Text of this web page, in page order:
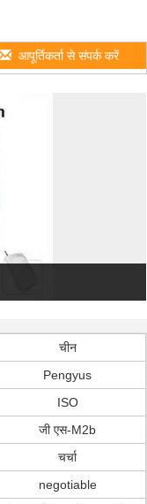
आपूर्तिकर्ता से संपर्क करें
चीन
Pengyus
ISO
जी एस-M2b
चर्चा
negotiable